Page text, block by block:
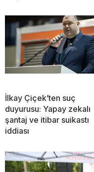
İlkay Çiçek’ten suç
duyurusu: Yapay zekalı
şantaj ve itibar suikastı
iddiası